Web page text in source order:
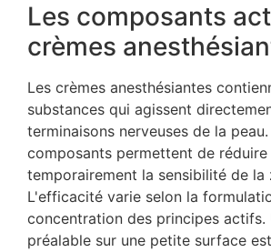
Les composants
crèmes
Les crèmes anesthésiantes
substances qui agissent
terminaisons nerveuses de la
composants permettent de réduire
temporairement la sensibilité de la
L'efficacité varie selon la
concentration des principes actifs.
préalable sur une petite surface